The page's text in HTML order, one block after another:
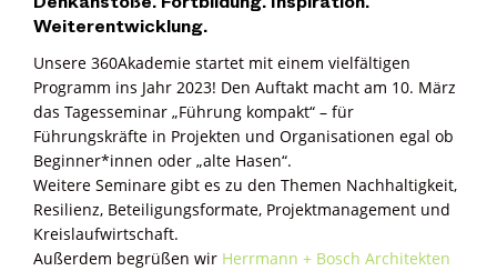
Denkanstöße. Fortbildung. Inspiration.
Weiterentwicklung.
Unsere 360Akademie startet mit einem vielfältigen
Programm ins Jahr 2023! Den Auftakt macht am 10. März
das Tagesseminar „Führung kompakt“ – für
Führungskräfte in Projekten und Organisationen egal ob
Beginner*innen oder „alte Hasen“.
Weitere Seminare gibt es zu den Themen Nachhaltigkeit,
Resilienz, Beteiligungsformate, Projektmanagement und
Kreislaufwirtschaft.
Außerdem begrüßen wir Herrmann + Bosch Architekten